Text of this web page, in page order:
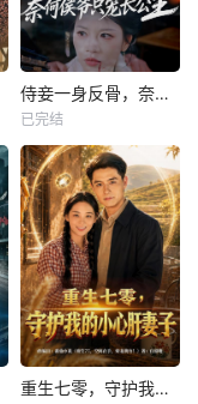
侍妾一身反骨，奈何侯爷只宠长公主
已完结
重生七零，守护我的小心肝妻子